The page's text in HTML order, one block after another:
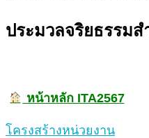
ประมวลจริยธรรมส
หน้าหลัก ITA2567
โครงสร้างหน่วยงาน